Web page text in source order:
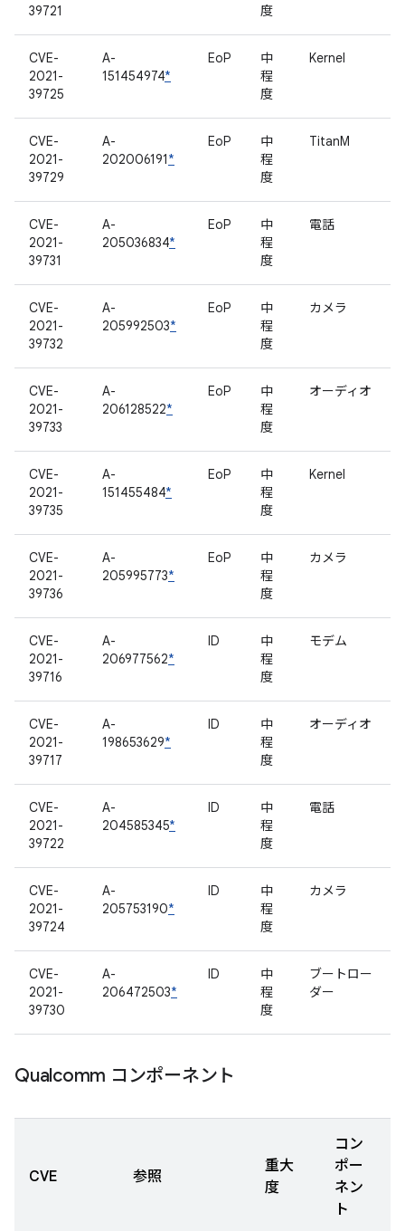
39721
度
CVE-
2021-
39725
A-
151454974*
EoP
中
程
度
Kernel
CVE-
2021-
39729
A-
202006191*
EoP
中
程
度
TitanM
CVE-
2021-
39731
A-
205036834*
EoP
中
程
度
電話
CVE-
2021-
39732
A-
205992503*
EoP
中
程
度
カメラ
CVE-
2021-
39733
A-
206128522*
EoP
中
程
度
オーディオ
CVE-
2021-
39735
A-
151455484*
EoP
中
程
度
Kernel
CVE-
2021-
39736
A-
205995773*
EoP
中
程
度
カメラ
CVE-
2021-
39716
A-
206977562*
ID
中
程
度
モデム
CVE-
2021-
39717
A-
198653629*
ID
中
程
度
オーディオ
CVE-
2021-
39722
A-
204585345*
ID
中
程
度
電話
CVE-
2021-
39724
A-
205753190*
ID
中
程
度
カメラ
CVE-
2021-
39730
A-
206472503*
ID
中
程
度
ブートロー
ダー
Qualcomm コンポーネント
CVE 参照
重大
度
コン
ポー
ネン
ト